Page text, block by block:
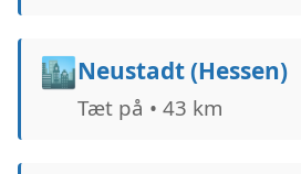
🏙️Neustadt (Hessen)
Tæt på • 43 km